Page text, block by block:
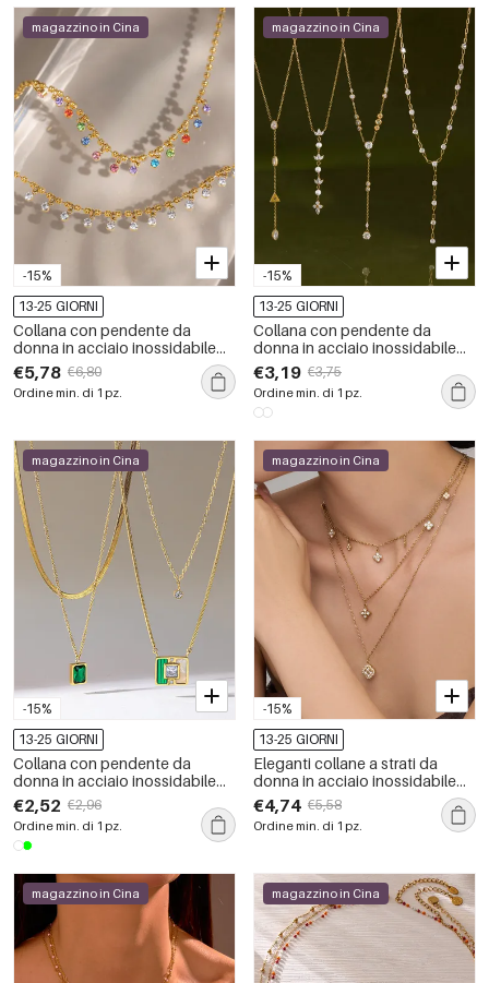
-15%
magazzino in Cina
13-25 GIORNI
Collana con pendente da
donna in acciaio inossidabile
impermeabile color oro con
zirconi
€5,78 €6,80
Ordine min. di 1 pz.
-15%
magazzino in Cina
13-25 GIORNI
Collana con pendente da
donna in acciaio inossidabile
impermeabile color oro con
zirconi
€3,19 €3,75
Ordine min. di 1 pz.
-15%
magazzino in Cina
13-25 GIORNI
Collana con pendente da
donna in acciaio inossidabile
impermeabile color oro con
zirconi
€2,52 €2,96
Ordine min. di 1 pz.
-15%
magazzino in Cina
13-25 GIORNI
Eleganti collane a strati da
donna in acciaio inossidabile
color oro, impermeabili, con
strass e fiori.
€4,74 €5,58
Ordine min. di 1 pz.
magazzino in Cina magazzino in Cina